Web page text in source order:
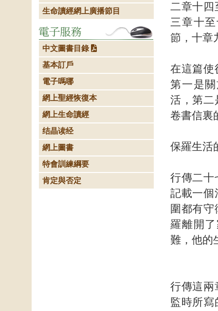
二章十四
三章十
節，十章
在這篇使
第一是
活，第二
卷書信裏
保羅生活
行傳二十
記載一個
圍都有
羅離開
難，他的
行傳這兩
監時所寫
生命讀經網上廣播節目
中文圖書目錄
基本訂戶
電子嗎哪
網上聖經恢復本
網上生命讀經
结晶读经
網上圖書
特會訓練綱要
肯定與否定